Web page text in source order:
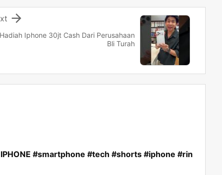
Hadiah Iphone 30jt Cash Dari Perusahaan
Bli Turah

IPHONE #smartphone #tech #shorts #iphone #rin